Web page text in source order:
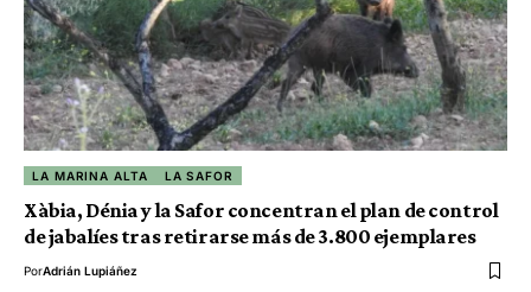
LA MARINA ALTA LA SAFOR
Xàbia, Dénia y la Safor concentran el plan de control
de jabalíes tras retirarse más de 3.800 ejemplares
PorAdrián Lupiáñez